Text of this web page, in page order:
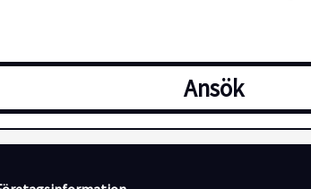
som arbetar med uthyrning och
Ansök